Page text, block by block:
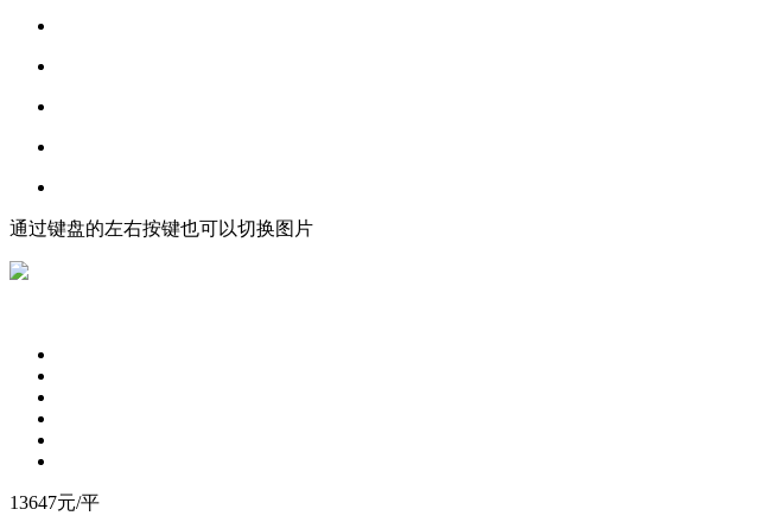
通过键盘的左右按键也可以切换图片
13647元/平